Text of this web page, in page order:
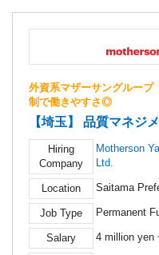
外資系マザーサングルー
制で働きやすさ◎
【埼玉】 品質マネジ
Hiring
Company
Motherson
Ltd.
Location Saitama
Job Type Permanent
Salary 4 million yen